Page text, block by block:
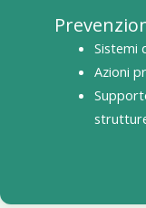
Sistemi
Azioni